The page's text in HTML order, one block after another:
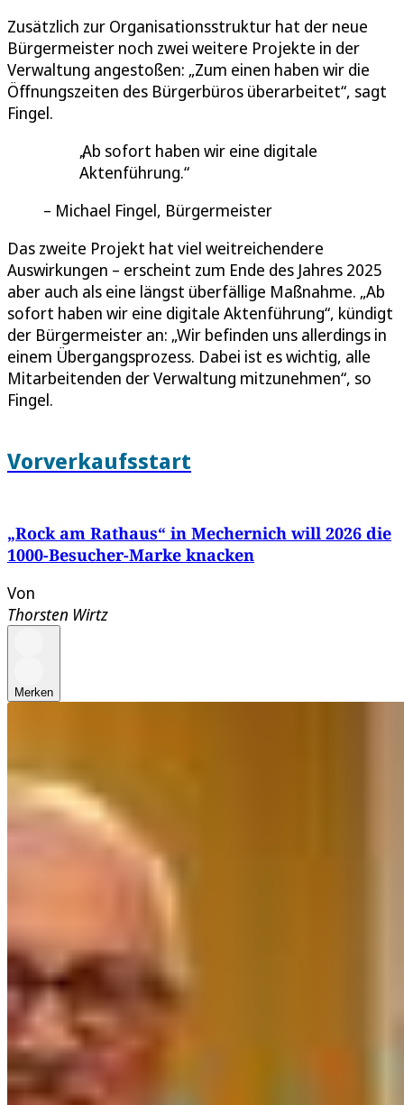
Zusätzlich zur Organisationsstruktur hat der neue
Bürgermeister noch zwei weitere Projekte in der
Verwaltung angestoßen: „Zum einen haben wir die
Öffnungszeiten des Bürgerbüros überarbeitet“, sagt
Fingel.
Ab sofort haben wir eine digitale
Aktenführung.
Michael Fingel, Bürgermeister
Das zweite Projekt hat viel weitreichendere
Auswirkungen – erscheint zum Ende des Jahres 2025
aber auch als eine längst überfällige Maßnahme. „Ab
sofort haben wir eine digitale Aktenführung“, kündigt
der Bürgermeister an: „Wir befinden uns allerdings in
einem Übergangsprozess. Dabei ist es wichtig, alle
Mitarbeitenden der Verwaltung mitzunehmen“, so
Fingel.
Vorverkaufsstart
„Rock am Rathaus“ in Mechernich will 2026 die
1000-Besucher-Marke knacken
Von
Thorsten Wirtz
Merken